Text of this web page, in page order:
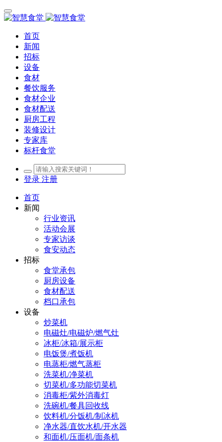
首页
新闻
招标
设备
食材
餐饮服务
食材企业
食材配送
厨房工程
装修设计
专家库
标杆食堂
登录 注册
首页
新闻
行业资讯
活动会展
专家访谈
食安动态
招标
食堂承包
厨房设备
食材配送
档口承包
设备
炒菜机
电磁灶/电磁炉/燃气灶
冰柜/冰箱/展示柜
电饭煲/煮饭机
电蒸柜/燃气蒸柜
洗菜机/净菜机
切菜机/多功能切菜机
消毒柜/紫外消毒灯
洗碗机/餐具回收线
饮料机/分饭机/制冰机
净水器/直饮水机/开水器
和面机/压面机/面条机